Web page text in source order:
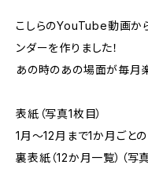
こしらのYouTube動画か
ンダーを作りました！
あの時のあの場面が毎月
表紙（写真1枚目）
1月～12月まで1か月ごと
裏表紙（12か月一覧）（写